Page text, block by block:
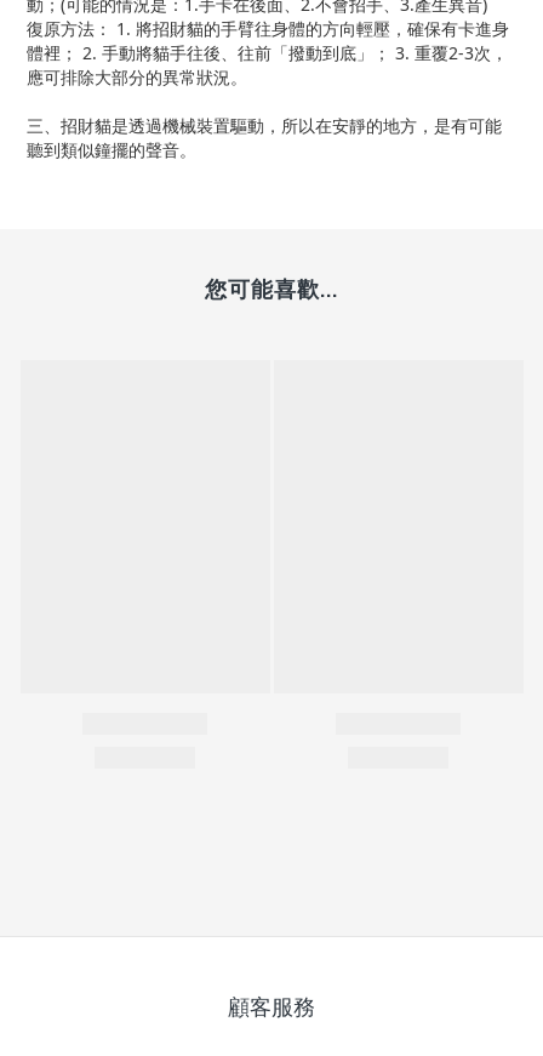
復原方法： 1. 將招財貓的手臂往身體的方向輕壓，確保有卡進身
體裡； 2. 手動將貓手往後、往前「撥動到底」； 3. 重覆2-3次，
應可排除大部分的異常狀況。
三、招財貓是透過機械裝置驅動，所以在安靜的地方，是有可能
聽到類似鐘擺的聲音。
您可能喜歡...
顧客服務